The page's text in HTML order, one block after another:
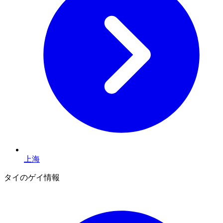
上海
タイのゲイ情報